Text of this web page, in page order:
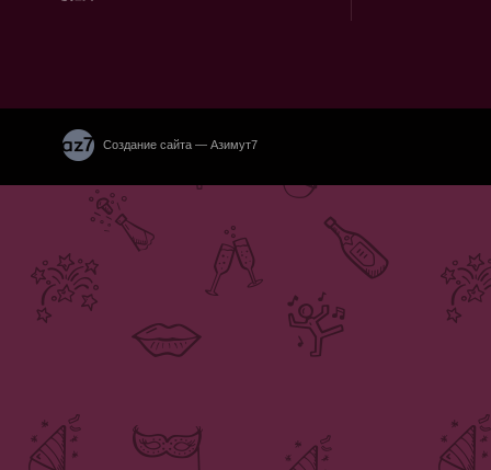
Создание сайта — Азимут7